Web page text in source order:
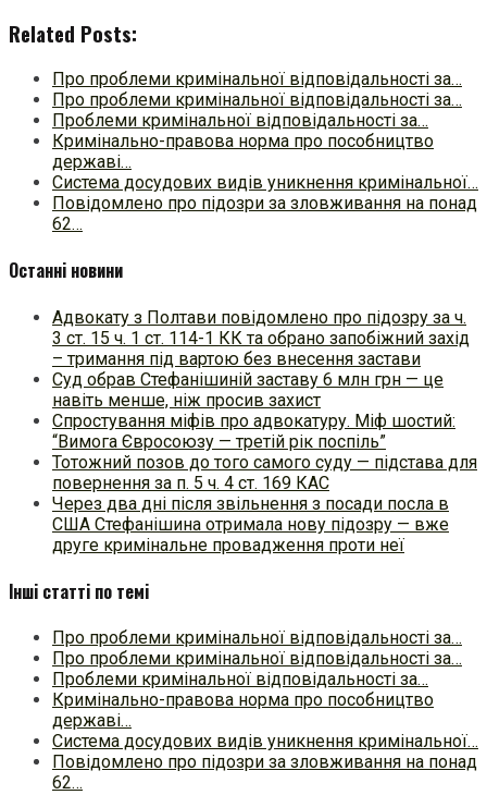
Related Posts:
Про проблеми кримінальної відповідальності за…
Про проблеми кримінальної відповідальності за…
Проблеми кримінальної відповідальності за…
Кримінально-правова норма про пособництво
державі…
Система досудових видів уникнення кримінальної…
Повідомлено про підозри за зловживання на понад
62…
Останні новини
Адвокату з Полтави повідомлено про підозру за ч.
3 ст. 15 ч. 1 ст. 114-1 КК та обрано запобіжний захід
– тримання під вартою без внесення застави
Суд обрав Стефанішиній заставу 6 млн грн — це
навіть менше, ніж просив захист
Спростування міфів про адвокатуру. Міф шостий:
“Вимога Євросоюзу — третій рік поспіль”
Тотожний позов до того самого суду — підстава для
повернення за п. 5 ч. 4 ст. 169 КАС
Через два дні після звільнення з посади посла в
США Стефанішина отримала нову підозру — вже
друге кримінальне провадження проти неї
Інші статті по темі
Про проблеми кримінальної відповідальності за…
Про проблеми кримінальної відповідальності за…
Проблеми кримінальної відповідальності за…
Кримінально-правова норма про пособництво
державі…
Система досудових видів уникнення кримінальної…
Повідомлено про підозри за зловживання на понад
62…